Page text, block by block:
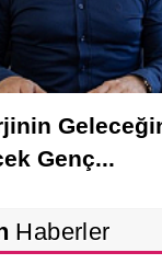
Genç...
Haberler